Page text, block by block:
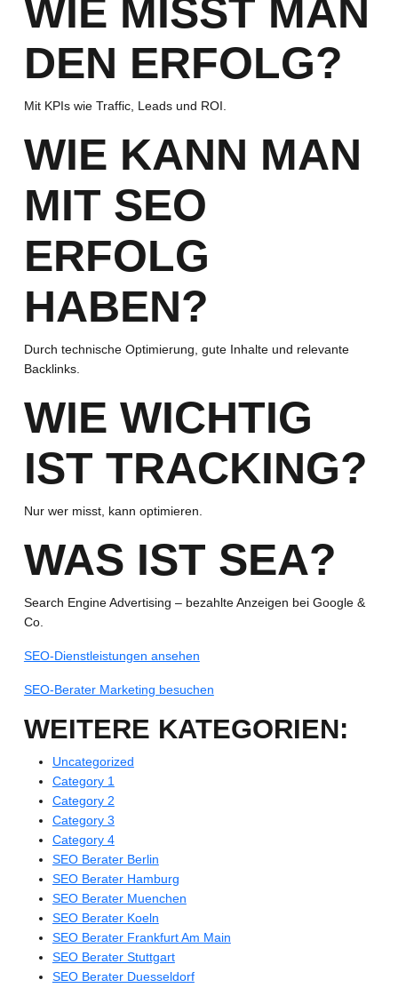
WIE MISST MAN
DEN ERFOLG?
Mit KPIs wie Traffic, Leads und ROI.
WIE KANN MAN
MIT SEO
ERFOLG
HABEN?
Durch technische Optimierung, gute Inhalte und relevante
Backlinks.
WIE WICHTIG
IST TRACKING?
Nur wer misst, kann optimieren.
WAS IST SEA?
Search Engine Advertising – bezahlte Anzeigen bei Google &
Co.
SEO-Dienstleistungen ansehen
SEO-Berater Marketing besuchen
WEITERE KATEGORIEN:
Uncategorized
Category 1
Category 2
Category 3
Category 4
SEO Berater Berlin
SEO Berater Hamburg
SEO Berater Muenchen
SEO Berater Koeln
SEO Berater Frankfurt Am Main
SEO Berater Stuttgart
SEO Berater Duesseldorf